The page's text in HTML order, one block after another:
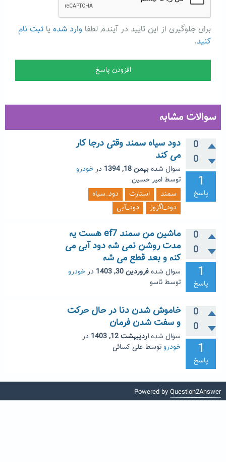
برای جلوگیری از این تایید در آینده, لطفا وارد شده یا ثبت نام
کنید.
سوالات مشابه
0
0
1
پاسخ
دود سیاه سمند وقتی درجا کار
می کند
سوال شدهبهمن 18, 1394 درخودرو
توسط امیر حسین
سمند
استارت
دود_سیاه
دود_اگزوز
دود_آبی
0
0
1
پاسخ
ماشین من سمند ef7 هست یه
مدت روشن نمی شه دود آبی می
کنه و بعد قطع می شه
سوال شدهفروردین 30, 1403 درخودرو
توسط ئاسو
0
0
1
پاسخ
خاموش شدن دنا در حال حرکت
و سفت شدن فرمان
سوال شدهاردیبهشت 12, 1403
در
خودروتوسط علی کسائی
Powered by Question2Answer